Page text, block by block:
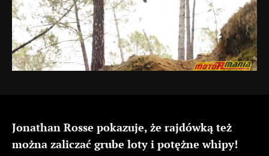
Jonathan Rosse pokazuje, że rajdówką też
można zaliczać grube loty i potężne whipy!